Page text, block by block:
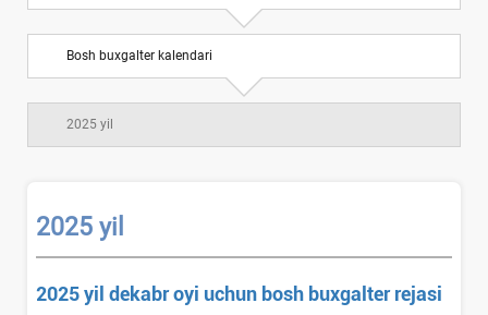
Bosh buхgalter kalendari
2025 yil
2025 yil
2025 yil dekabr oyi uchun bosh buхgalter rejasi